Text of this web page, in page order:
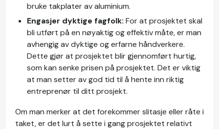
bruke takplater av aluminium.
Engasjer dyktige fagfolk: For at prosjektet skal
bli utført på en nøyaktig og effektiv måte, er man
avhengig av dyktige og erfarne håndverkere.
Dette gjør at prosjektet blir gjennomført hurtig,
som kan senke prisen på prosjektet. Det er viktig
at man setter av god tid til å hente inn riktig
entreprenør til ditt prosjekt.
Om man merker at det forekommer slitasje eller råte i
taket, er det lurt å sette i gang prosjektet relativt